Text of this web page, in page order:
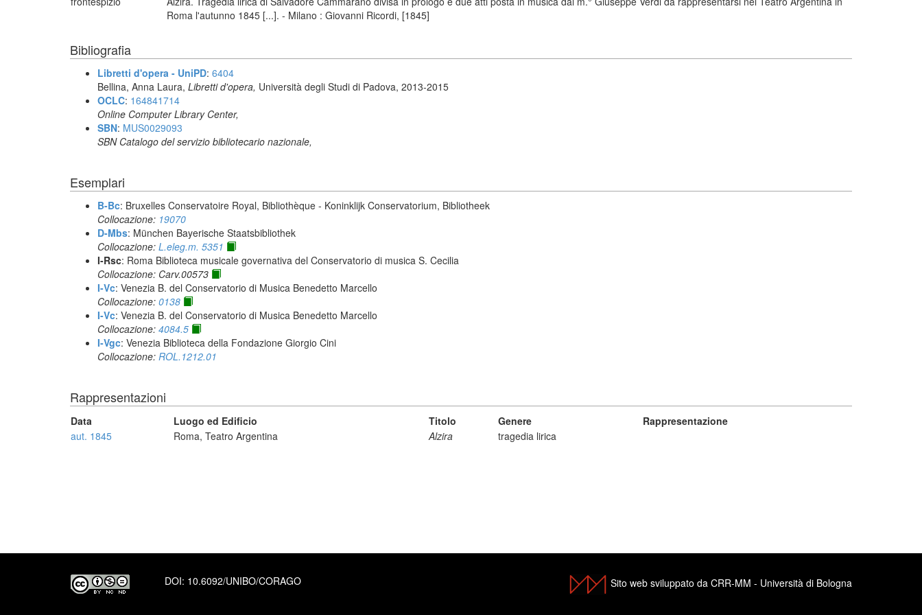
Roma l'autunno 1845 [...]. - Milano : Giovanni Ricordi, [1845]
Bibliografia
Libretti d'opera - UniPD: 6404
Bellina, Anna Laura, Libretti d'opera, Università degli Studi di Padova, 2013-2015
OCLC: 164841714
Online Computer Library Center,
SBN: MUS0029093
SBN Catalogo del servizio bibliotecario nazionale,
Esemplari
B-Bc: Bruxelles Conservatoire Royal, Bibliothèque - Koninklijk Conservatorium, Bibliotheek
Collocazione: 19070
D-Mbs: München Bayerische Staatsbibliothek
Collocazione: L.eleg.m. 5351
I-Rsc: Roma Biblioteca musicale governativa del Conservatorio di musica S. Cecilia
Collocazione: Carv.00573
I-Vc: Venezia B. del Conservatorio di Musica Benedetto Marcello
Collocazione: 0138
I-Vc: Venezia B. del Conservatorio di Musica Benedetto Marcello
Collocazione: 4084.5
I-Vgc: Venezia Biblioteca della Fondazione Giorgio Cini
Collocazione: ROL.1212.01
Rappresentazioni
Data Luogo ed Edificio Titolo Genere
Rappresentazione
aut. 1845
Roma, Teatro Argentina Alzira tragedia lirica
DOI: 10.6092/UNIBO/CORAGO Sito web sviluppato da CRR-MM - Università di Bologna